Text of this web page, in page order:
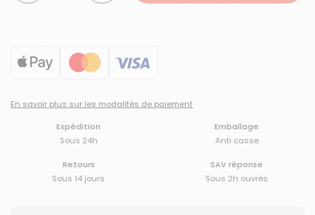
En savoir plus sur les modalités de paiement
Expédition
Sous 24h
Emballage
Anti casse
Retours
Sous 14 jours
SAV réponse
Sous 2h ouvrés